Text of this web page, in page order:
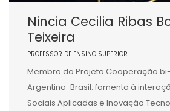
Nincia Cecilia Ribas
Teixeira
PROFESSOR DE ENSINO SUPERIOR
Membro do Projeto Cooperação
Argentina-Brasil: fomento à
Sociais Aplicadas e Inovação